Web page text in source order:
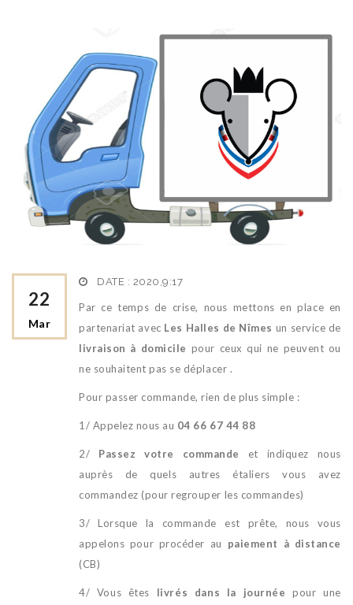
22
Mar
DATE : 2020,9:17
Par ce temps de crise, nous mettons en place en
partenariat avec Les Halles de Nîmes un service de
livraison à domicile pour ceux qui ne peuvent ou
ne souhaitent pas se déplacer .
Pour passer commande, rien de plus simple :
1/ Appelez nous au 04 66 67 44 88
2/ Passez votre commande
et indiquez nous
auprès de quels autres étaliers vous avez
commandez (pour regrouper les commandes)
3/ Lorsque la commande est prête, nous vous
appelons pour procéder au
paiement à distance
(CB)
4/ Vous êtes livrés dans la journée pour une